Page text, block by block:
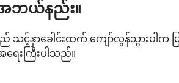
အဘယ်နည်း။
နှာခေါင်းထက် ကျော်လွန်သွားပါက ပြ
ေးကြီးပါသည်။